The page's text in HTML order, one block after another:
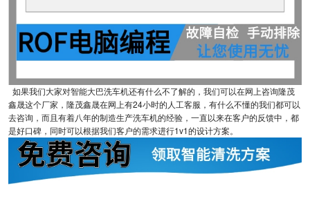
如果我们大家对智能大巴洗车机还有什么不了解的，我们可以在网上咨询隆茂
鑫晟这个厂家，隆茂鑫晟在网上有24小时的人工客服，有什么不懂的我们都可以
去咨询，而且有着八年的制造生产洗车机的经验，一直以来在客户的反馈中，都
是好口碑，同时可以根据我们客户的需求进行1v1的设计方案。